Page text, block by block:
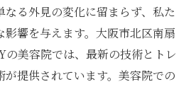
成功の秘訣
の自分らしい働き方
築く新しいキャリア
を共に掴む！南扇町でのスタ
る外見の変化に留まらず、私た
影響を与えます。大阪市北区南扇
の美容院では、最新の技術とトレ
が提供されています。美容院での